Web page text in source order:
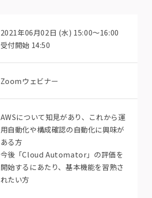
2021年06月02日 (水) 15:00〜16:00
受付開始 14:50
Zoomウェビナー
AWSについて知見があり、これから運
用自動化や構成確認の自動化に興味が
ある方
今後「Cloud Automator」の評価を
開始するにあたり、基本機能を習熟さ
れたい方